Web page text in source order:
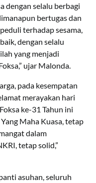
dengan selalu berbagi
bertugas dan
terhadap sesama,
dengan selalu
yang menjadi
ujar Malonda.
pada kesempatan
merayakan hari
ke-31 Tahun ini
Maha Kuasa, tetap
dalam
tetap solid,”
asuhan, seluruh